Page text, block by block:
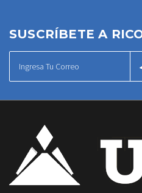
SUSCRÍBETE A